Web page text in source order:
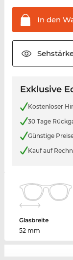
In den
Exklusive
Kostenloser
30 Tage
Günstige
Kauf auf
Glasbreite
52 mm